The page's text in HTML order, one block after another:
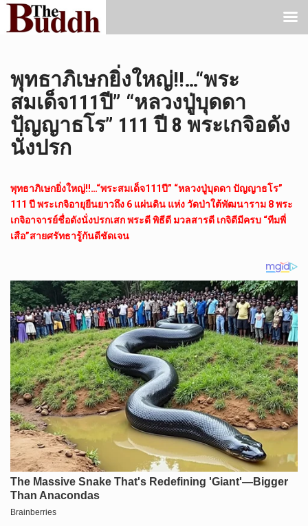
พุทธาภิเษกยิ่งใหญ่!!…“พระ
สมเด็จ111ปี” “หลวงปู่บุดดา
ปัญญาธโร” 111 ปี 8 พระเกจิอดัง
นั่งปรก
พุทธาภิเษกยิ่งใหญ่!!…“พระสมเด็จ111ปี” “หลวงปู่บุดดา ปัญญาธโร”
111 ปี พระเกจิอายุยืนยาวถึง 6 แผ่นดิน แห่ง วัดป่าใต้พัฒนาราม 8 พระ
เกจิอาจารย์ชื่อดังนั่งปรกเสก พระดี พิธีดี มวลสารดี เกจิดีมีครบ “ทีมพี่
เสือ”สายศรัทธารู้กันดีชัดเจน